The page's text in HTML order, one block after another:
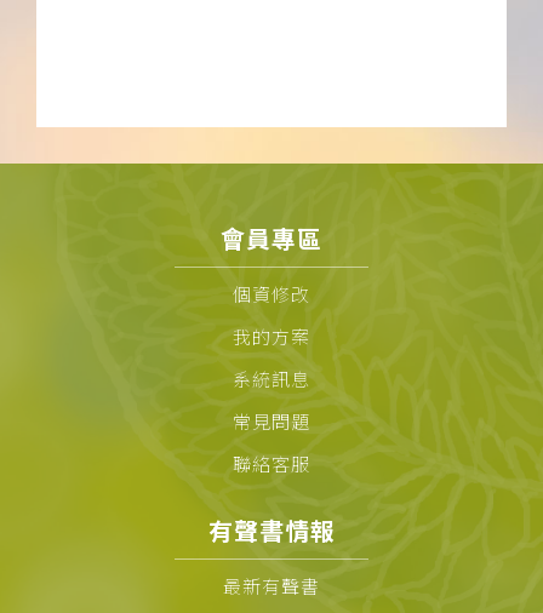
會員專區
個資修改
我的方案
系統訊息
常見問題
聯絡客服
有聲書情報
最新有聲書